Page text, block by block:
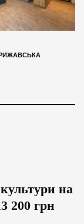
на
200 грн